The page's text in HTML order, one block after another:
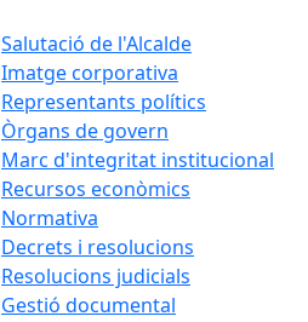
Salutació de l'Alcalde
Imatge corporativa
Representants polítics
Òrgans de govern
Marc d'integritat institucional
Recursos econòmics
Normativa
Decrets i resolucions
Resolucions judicials
Gestió documental